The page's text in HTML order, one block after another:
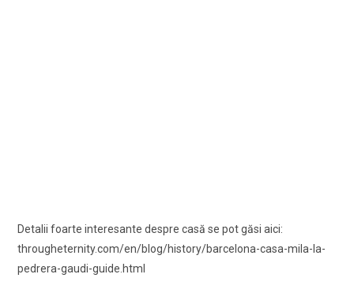
Detalii foarte interesante despre casă se pot găsi aici:
througheternity.com/en/blog/history/barcelona-casa-mila-la-
pedrera-gaudi-guide.html